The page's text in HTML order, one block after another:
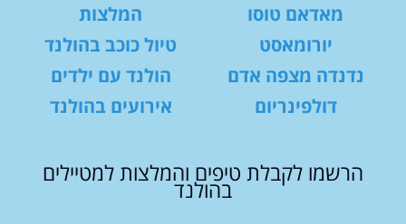
מאדאם טוסו
יורומאסט
נדנדה מצפה אדם
דולפינריום
המלצות
טיול כוכב בהולנד
הולנד עם ילדים
אירועים בהולנד
הרשמו לקבלת טיפים והמלצות למטיילים
בהולנד